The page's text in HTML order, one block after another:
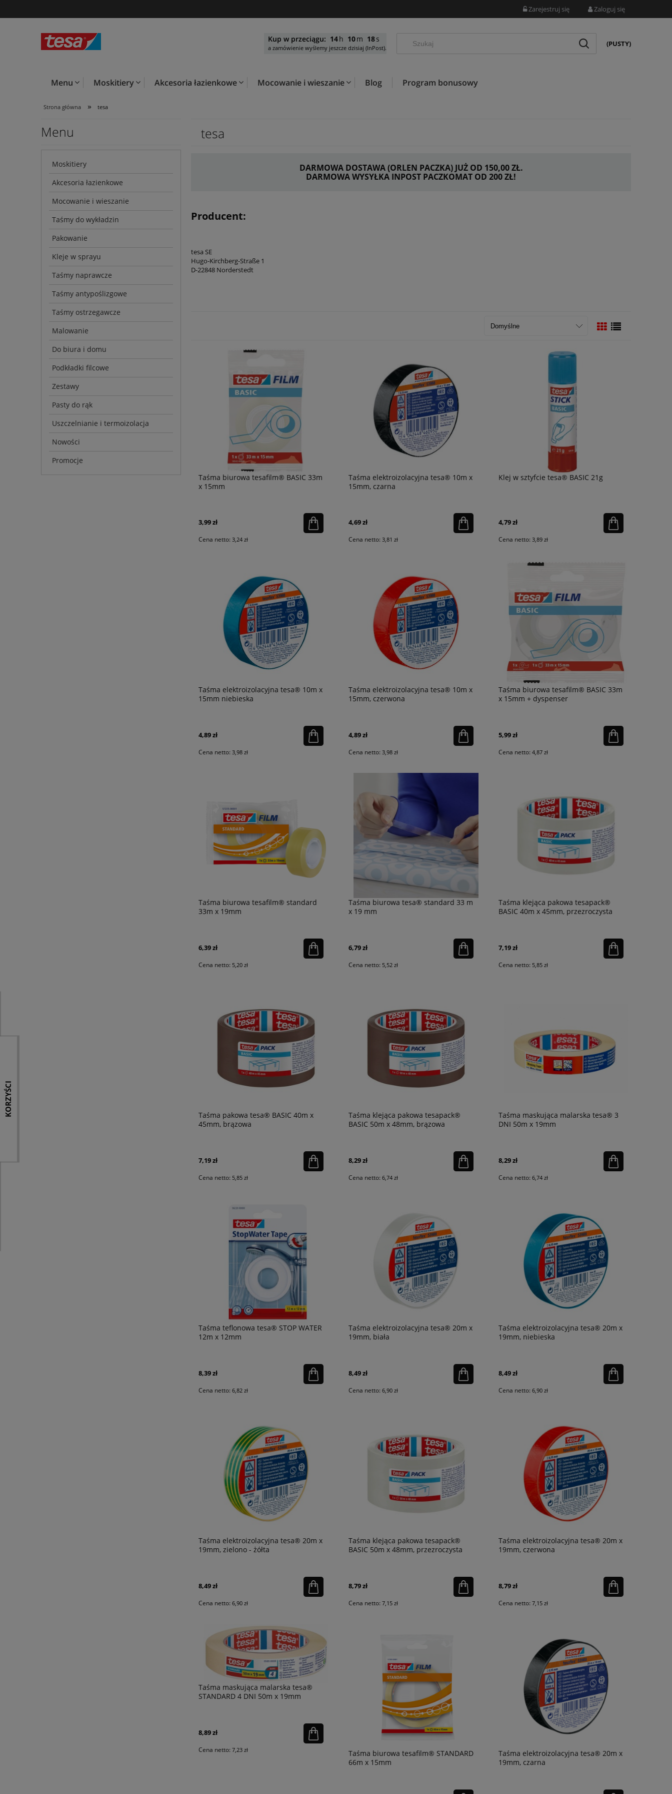
Zarejestruj się Zaloguj się
(PUSTY)
Kup w przeciągu: 14 10 17
a zamówienie wyślemy jeszcze dzisiaj (InPost).
Menu Moskitiery Akcesoria łazienkowe Mocowanie i wieszanie Blog Program bonusowy
Strona główna » tesa
Menu
Moskitiery
Akcesoria łazienkowe
Mocowanie i wieszanie
Taśmy do wykładzin
Pakowanie
Kleje w sprayu
Taśmy naprawcze
Taśmy antypoślizgowe
Taśmy ostrzegawcze
Malowanie
Do biura i domu
Podkładki filcowe
Zestawy
Pasty do rąk
Uszczelnianie i termoizolacja
Nowości
Promocje
tesa
DARMOWA DOSTAWA (ORLEN PACZKA) JUŻ OD 150,00 ZŁ.
DARMOWA WYSYŁKA INPOST PACZKOMAT OD 200 ZŁ!
Producent:
tesa SE
Hugo-Kirchberg-Straße 1
D-22848 Norderstedt
Taśma biurowa tesafilm® BASIC 33m
x 15mm
3,99 zł
Cena netto: 3,24 zł
Taśma elektroizolacyjna tesa® 10m x
15mm, czarna
4,69 zł
Cena netto: 3,81 zł
Klej w sztyfcie tesa® BASIC 21g
4,79 zł
Cena netto: 3,89 zł
Taśma elektroizolacyjna tesa® 10m x
15mm niebieska
4,89 zł
Cena netto: 3,98 zł
Taśma elektroizolacyjna tesa® 10m x
15mm, czerwona
4,89 zł
Cena netto: 3,98 zł
Taśma biurowa tesafilm® BASIC 33m
x 15mm + dyspenser
5,99 zł
Cena netto: 4,87 zł
Taśma biurowa tesafilm® standard
33m x 19mm
6,39 zł
Cena netto: 5,20 zł
Taśma biurowa tesa® standard 33 m
x 19 mm
6,79 zł
Cena netto: 5,52 zł
Taśma klejąca pakowa tesapack®
BASIC 40m x 45mm, przezroczysta
7,19 zł
Cena netto: 5,85 zł
Taśma pakowa tesa® BASIC 40m x
45mm, brązowa
7,19 zł
Cena netto: 5,85 zł
Taśma klejąca pakowa tesapack®
BASIC 50m x 48mm, brązowa
8,29 zł
Cena netto: 6,74 zł
Taśma maskująca malarska tesa® 3
DNI 50m x 19mm
8,29 zł
Cena netto: 6,74 zł
Taśma teflonowa tesa® STOP WATER
12m x 12mm
8,39 zł
Cena netto: 6,82 zł
Taśma elektroizolacyjna tesa® 20m x
19mm, biała
8,49 zł
Cena netto: 6,90 zł
Taśma elektroizolacyjna tesa® 20m x
19mm, niebieska
8,49 zł
Cena netto: 6,90 zł
Taśma elektroizolacyjna tesa® 20m x
19mm, zielono - żółta
8,49 zł
Cena netto: 6,90 zł
Taśma klejąca pakowa tesapack®
BASIC 50m x 48mm, przezroczysta
8,79 zł
Cena netto: 7,15 zł
Taśma elektroizolacyjna tesa® 20m x
19mm, czerwona
8,79 zł
Cena netto: 7,15 zł
Taśma maskująca malarska tesa®
STANDARD 4 DNI 50m x 19mm
8,89 zł
Cena netto: 7,23 zł
Taśma biurowa tesafilm® STANDARD
66m x 15mm
Taśma elektroizolacyjna tesa® 20m x
19mm, czarna
KORZYŚCI